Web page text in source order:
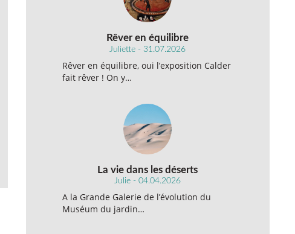
Rêver en équilibre
Juliette - 31.07.2026
Rêver en équilibre, oui l’exposition Calder
fait rêver ! On y…
La vie dans les déserts
Julie - 04.04.2026
A la Grande Galerie de l’évolution du
Muséum du jardin…